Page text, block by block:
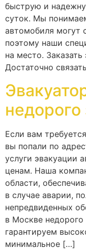
быструю и
суток. Мы
автомобиля могут
поэтому наши
на место.
Достаточно
недорого
Если вам
вы попали по
услуги эвакуации
ценам. Наша
области,
в случае аварии,
непредвиденных
в Москве
гарантируем
минимальное […]